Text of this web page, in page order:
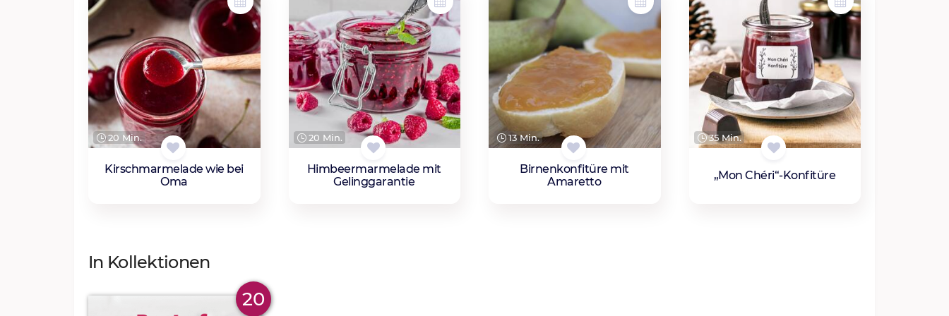
20 Min.
Kirschmarmelade wie bei
Oma
20 Min.
Himbeermarmelade mit
Gelinggarantie
13 Min.
Birnenkonfitüre mit
Amaretto
35 Min.
„Mon Chéri“-Konfitüre
In Kollektionen
20